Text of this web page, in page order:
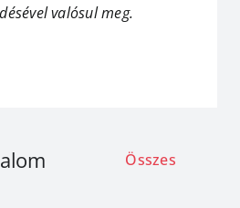
valósul meg.
Összes